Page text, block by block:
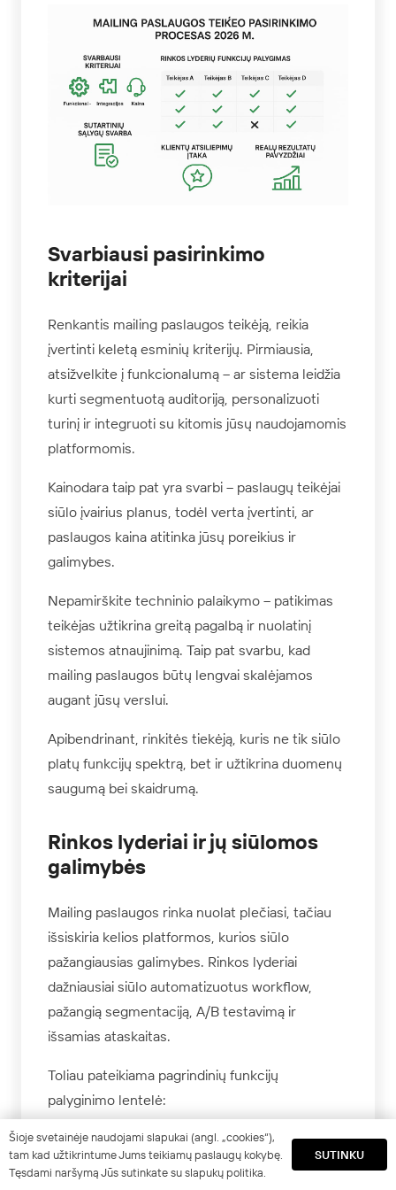
Svarbiausi pasirinkimo
kriterijai
Renkantis mailing paslaugos teikėją, reikia
įvertinti keletą esminių kriterijų. Pirmiausia,
atsižvelkite į funkcionalumą – ar sistema leidžia
kurti segmentuotą auditoriją, personalizuoti
turinį ir integruoti su kitomis jūsų naudojamomis
platformomis.
Kainodara taip pat yra svarbi – paslaugų teikėjai
siūlo įvairius planus, todėl verta įvertinti, ar
paslaugos kaina atitinka jūsų poreikius ir
galimybes.
Nepamirškite techninio palaikymo – patikimas
teikėjas užtikrina greitą pagalbą ir nuolatinį
sistemos atnaujinimą. Taip pat svarbu, kad
mailing paslaugos būtų lengvai skalėjamos
augant jūsų verslui.
Apibendrinant, rinkitės tiekėją, kuris ne tik siūlo
platų funkcijų spektrą, bet ir užtikrina duomenų
saugumą bei skaidrumą.
Rinkos lyderiai ir jų siūlomos
galimybės
Mailing paslaugos rinka nuolat plečiasi, tačiau
išsiskiria kelios platformos, kurios siūlo
pažangiausias galimybes. Rinkos lyderiai
dažniausiai siūlo automatizuotus workflow,
pažangią segmentaciją, A/B testavimą ir
išsamias ataskaitas.
Toliau pateikiama pagrindinių funkcijų
palyginimo lentelė:
Funkcija
Platforma
A
Platforma
C
Šioje svetainėje naudojami slapukai (angl. „cookies“),
tam kad užtikrintume Jums teikiamų paslaugų kokybę.
Tęsdami naršymą Jūs sutinkate su slapukų politika.
SUTINKU